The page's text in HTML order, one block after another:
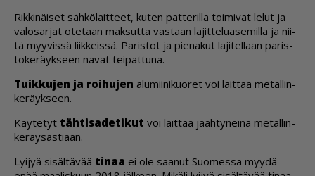
Rik­ki­näi­set säh­kö­lait­teet, ku­ten pat­te­ril­la toi­mi­vat le­lut ja
va­lo­sar­jat ote­taan mak­sut­ta vas­taan la­jit­te­lu­a­se­mil­la ja nii­
tä myy­vis­sä liik­keis­sä. Pa­ris­tot ja pie­na­kut la­ji­tel­laan pa­ris­
to­ke­räyk­seen na­vat tei­pat­tu­na.
Tuik­ku­jen ja roi­hu­jen alu­mii­ni­kuo­ret voi lait­taa me­tal­lin­
ke­räyk­seen.
Käy­te­tyt täh­ti­sa­de­ti­kut voi lait­taa jääh­ty­nei­nä me­tal­lin­
ke­räy­sas­ti­aan.
Lyi­jyä si­säl­tä­vää ti­naa ei ole saa­nut Suo­mes­sa myy­dä